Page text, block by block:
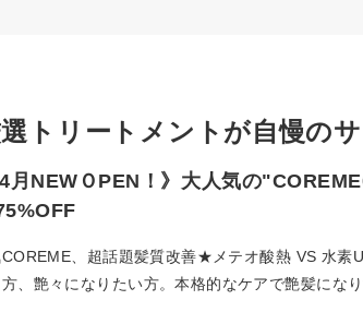
トリートメントが自慢の
月NEWＯPEN！》大人気の
COREME、超話題髪質改善★メテオ酸熱 VS 水素
、艶々になりたい方。本格的なケアで艶髪にな